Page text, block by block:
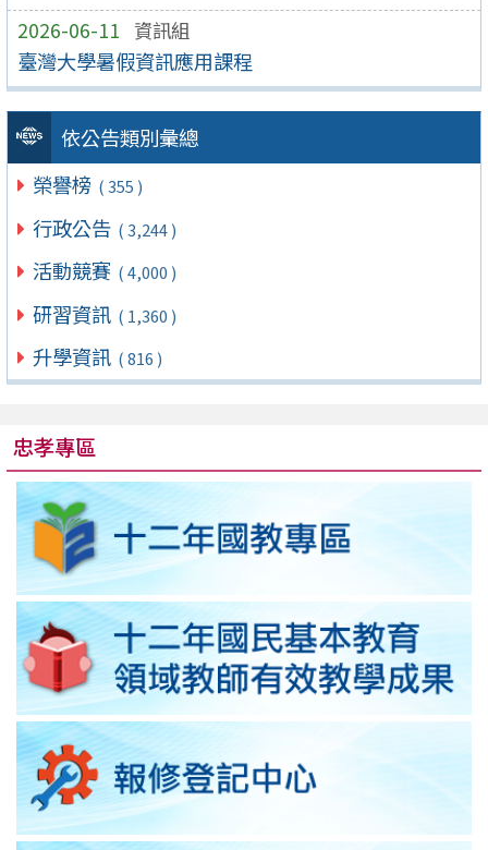
2026-06-11 資訊組
臺灣大學暑假資訊應用課程
依公告類別彙總
榮譽榜 ( 355 )
行政公告 ( 3,244 )
活動競賽 ( 4,000 )
研習資訊 ( 1,360 )
升學資訊 ( 816 )
忠孝專區